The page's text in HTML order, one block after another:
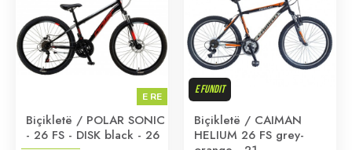
E RE
Biçikletë / POLAR SONIC
- 26 FS - DISK black - 26
E FUNDIT
Biçikletë / CAIMAN
HELIUM 26 FS grey-